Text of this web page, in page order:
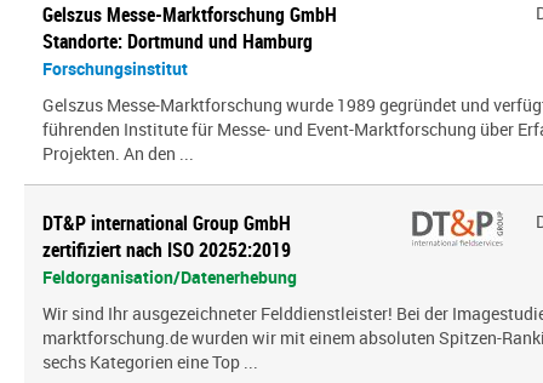
Gelszus Messe-Marktforschung GmbH
Standorte: Dortmund und Hamburg
Forschungsinstitut
Gelszus Messe-Marktforschung wurde 1989 gegründet und
führenden Institute für Messe- und Event-Marktforschung über
Projekten. An den ...
DT&P international Group GmbH
zertifiziert nach ISO 20252:2019
Feldorganisation/Datenerhebung
Wir sind Ihr ausgezeichneter Felddienstleister! Bei der
marktforschung.de wurden wir mit einem absoluten Spitzen-
sechs Kategorien eine Top ...